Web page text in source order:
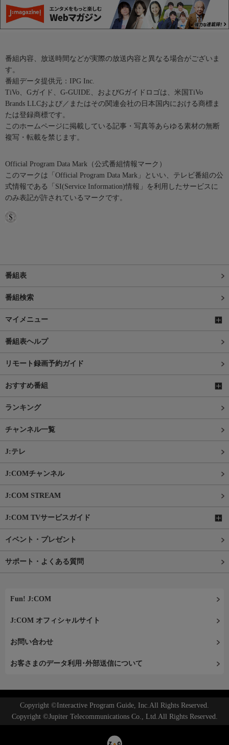
番組内容、放送時間などが実際の放送内容と異なる場合がございま
す。
番組データ提供元：IPG Inc.
TiVo、Gガイド、G-GUIDE、およびGガイドロゴは、米国TiVo
Brands LLCおよび／またはその関連会社の日本国内における商標ま
たは登録商標です。
このホームページに掲載している記事・写真等あらゆる素材の無断
複写・転載を禁じます。
Official Program Data Mark（公式番組情報マーク）
このマークは「Official Program Data Mark」といい、テレビ番組の公
式情報である「SI(Service Information)情報」を利用したサービスに
のみ表記が許されているマークです。
番組表
番組検索
マイメニュー
番組表ヘルプ
リモート録画予約ガイド
おすすめ番組
ランキング
チャンネル一覧
J:テレ
J:COMチャンネル
J:COM STREAM
J:COM TVサービスガイド
イベント・プレゼント
サポート・よくある質問
Fun! J:COM
J:COM オフィシャルサイト
お問い合わせ
お客さまのデータ利用･外部送信について
Copyright ©Interactive Program Guide, Inc.All Rights Reserved.
Copyright ©Jupiter Telecommunications Co., Ltd.All Rights Reserved.